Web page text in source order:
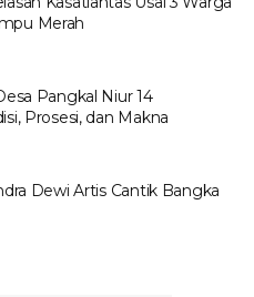
Merah
Pangkal Niur 14
Prosesi, dan Makna
Dewi Artis Cantik Bangka